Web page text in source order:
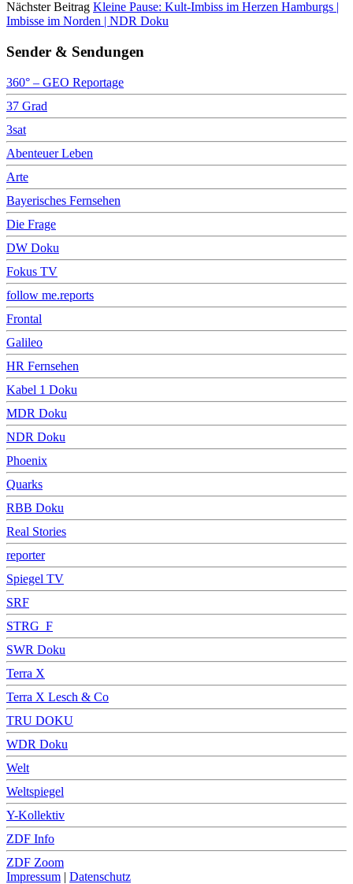
Nächster Beitrag Kleine Pause: Kult-Imbiss im Herzen Hamburgs |
Imbisse im Norden | NDR Doku
Sender & Sendungen
360° – GEO Reportage
37 Grad
3sat
Abenteuer Leben
Arte
Bayerisches Fernsehen
Die Frage
DW Doku
Fokus TV
follow me.reports
Frontal
Galileo
HR Fernsehen
Kabel 1 Doku
MDR Doku
NDR Doku
Phoenix
Quarks
RBB Doku
Real Stories
reporter
Spiegel TV
SRF
STRG_F
SWR Doku
Terra X
Terra X Lesch & Co
TRU DOKU
WDR Doku
Welt
Weltspiegel
Y-Kollektiv
ZDF Info
ZDF Zoom
Impressum | Datenschutz